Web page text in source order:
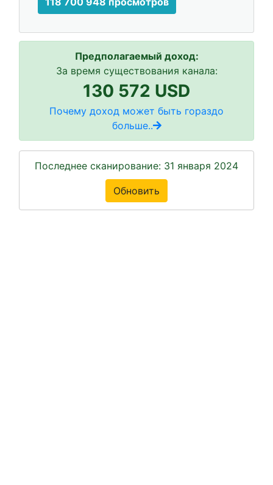
Предполагаемый доход:
За время существования канала:
130 572 USD
Почему доход может быть гораздо
больше..
Последнее сканирование: 31 января 2024
Обновить